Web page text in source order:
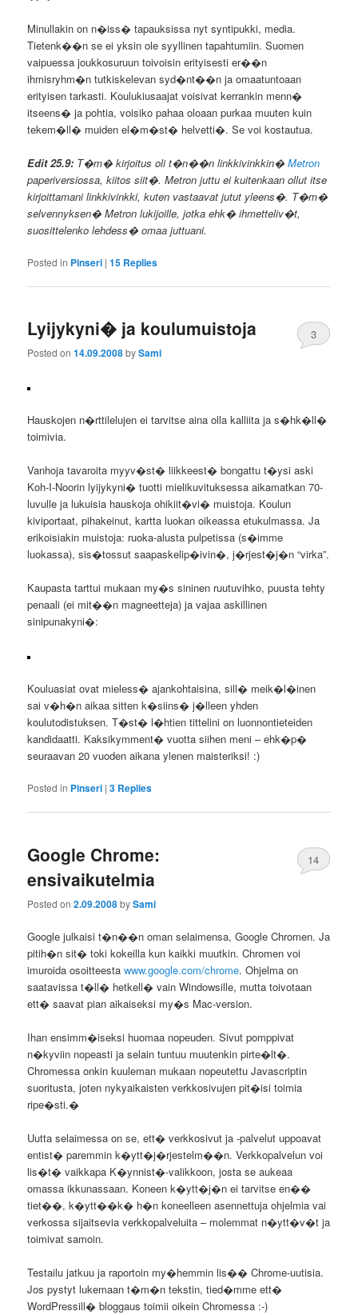
Minullakin on n�iss� tapauksissa nyt syntipukki, media.
Tietenk��n se ei yksin ole syyllinen tapahtumiin. Suomen
vaipuessa joukkosuruun toivoisin erityisesti er��n
ihmisryhm�n tutkiskelevan syd�nt��n ja omaatuntoaan
erityisen tarkasti. Koulukiusaajat voisivat kerrankin menn�
itseens� ja pohtia, voisiko pahaa oloaan purkaa muuten kuin
tekem�ll� muiden el�m�st� helvetti�. Se voi kostautua.
Edit 25.9: T�m� kirjoitus oli t�n��n linkkivinkkin�Metron
paperiversiossa, kiitos siit�. Metron juttu ei kuitenkaan ollut itse
kirjoittamani linkkivinkki, kuten vastaavat jutut yleens�. T�m�
selvennyksen� Metron lukijoille, jotka ehk� ihmetteliv�t,
suosittelenko lehdess� omaa juttuani.
Posted in Pinseri |15 Replies
Lyijykyni� ja koulumuistoja
Posted on14.09.2008bySami
3
Hauskojen n�rttilelujen ei tarvitse aina olla kalliita ja s�hk�ll�
toimivia.
Vanhoja tavaroita myyv�st� liikkeest� bongattu t�ysi aski
Koh-I-Noorin lyijykyni� tuotti mielikuvituksessa aikamatkan 70-
luvulle ja lukuisia hauskoja ohikiit�vi� muistoja. Koulun
kiviportaat, pihakeinut, kartta luokan oikeassa etukulmassa. Ja
erikoisiakin muistoja: ruoka-alusta pulpetissa (s�imme
luokassa), sis�tossut saapaskelip�ivin�, j�rjest�j�n “virka”.
Kaupasta tarttui mukaan my�s sininen ruutuvihko, puusta tehty
penaali (ei mit��n magneetteja) ja vajaa askillinen
sinipunakyni�:
Kouluasiat ovat mieless� ajankohtaisina, sill� meik�l�inen
sai v�h�n aikaa sitten k�siins� j�lleen yhden
koulutodistuksen. T�st� l�htien tittelini on luonnontieteiden
kandidaatti. Kaksikymment� vuotta siihen meni – ehk�p�
seuraavan 20 vuoden aikana ylenen maisteriksi! :)
Posted in Pinseri |3 Replies
Google Chrome:
ensivaikutelmia
Posted on2.09.2008bySami
14
Google julkaisi t�n��n oman selaimensa, Google Chromen. Ja
pitih�n sit� toki kokeilla kun kaikki muutkin. Chromen voi
imuroida osoitteestawww.google.com/chrome. Ohjelma on
saatavissa t�ll� hetkell� vain Windowsille, mutta toivotaan
ett� saavat pian aikaiseksi my�s Mac-version.
Ihan ensimm�iseksi huomaa nopeuden. Sivut pomppivat
n�kyviin nopeasti ja selain tuntuu muutenkin pirte�lt�.
Chromessa onkin kuuleman mukaan nopeutettu Javascriptin
suoritusta, joten nykyaikaisten verkkosivujen pit�isi toimia
ripe�sti.�
Uutta selaimessa on se, ett� verkkosivut ja -palvelut uppoavat
entist� paremmin k�ytt�j�rjestelm��n. Verkkopalvelun voi
lis�t� vaikkapa K�ynnist�-valikkoon, josta se aukeaa
omassa ikkunassaan. Koneen k�ytt�j�n ei tarvitse en��
tiet��, k�ytt��k� h�n koneelleen asennettuja ohjelmia vai
verkossa sijaitsevia verkkopalveluita – molemmat n�ytt�v�t ja
toimivat samoin.
Testailu jatkuu ja raportoin my�hemmin lis�� Chrome-uutisia.
Jos pystyt lukemaan t�m�n tekstin, tied�mme ett�
WordPressill� bloggaus toimii oikein Chromessa :-)